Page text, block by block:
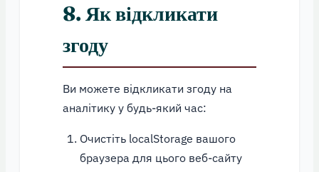
8. Як відкликати
згоду
Ви можете відкликати згоду на
аналітику у будь-який час:
Очистіть localStorage вашого
браузера для цього веб-сайту